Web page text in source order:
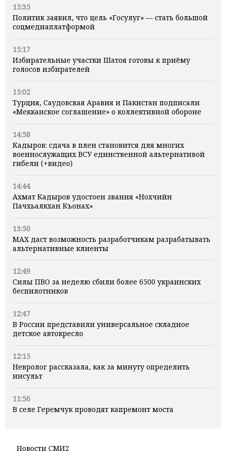
15:35
Политик заявил, что цель «Госулуг» — стать большой
соцмедиаплатформой
15:17
Избирательные участки Шатоя готовы к приёму
голосов избирателей
15:02
Турция, Саудовская Аравия и Пакистан подписали
«Мекканское соглашение» о коллективной обороне
14:58
Кадыров: сдача в плен становится для многих
военнослужащих ВСУ единственной альтернативой
гибели (+видео)
14:44
Ахмат Кадыров удостоен звания «Нохчийн
Пачхьалкхан Къонах»
13:50
MAX даст возможность разработчикам разрабатывать
альтернативные клиенты
12:49
Силы ПВО за неделю сбили более 6500 украинских
беспилотников
12:47
В России представили универсальное складное
детское автокресло
12:15
Невролог рассказала, как за минуту определить
инсульт
11:56
В селе Геремчук проводят капремонт моста
Новости СМИ2